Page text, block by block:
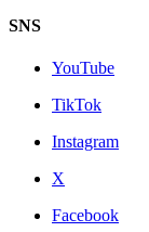
SNS
YouTube
TikTok
Instagram
X
Facebook